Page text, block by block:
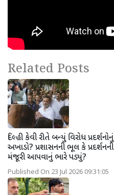
Related Posts
દિલ્હી કેવી રીતે બન્યું વિરોધ પ્રદર્શનોનું
અખાડો? પ્રશાસનની ભૂલ કે પ્રદર્શનની
મંજૂરી આપવાનું ભારે પડ્યું?
Published On 23 Jul 2026 09:31:05